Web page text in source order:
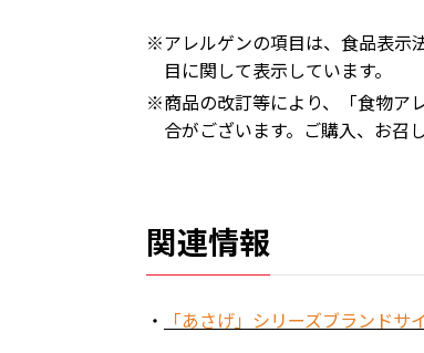
※アレルゲンの項目は、食品表示
目に関して表示しています。
※商品の改訂等により、「食物ア
合がございます。ご購入、お召
関連情報
・ 「あさげ」シリーズブランドサ